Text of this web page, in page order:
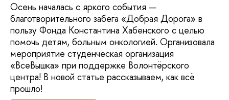
Осень началась с яркого события —
благотворительного забега «Добрая Дорога» в
пользу Фонда Константина Хабенского с целью
помочь детям, больным онкологией. Организовала
мероприятие студенческая организация
«ВсеВышка» при поддержке Волонтёрского
центра! В новой статье рассказываем, как всё
прошло!